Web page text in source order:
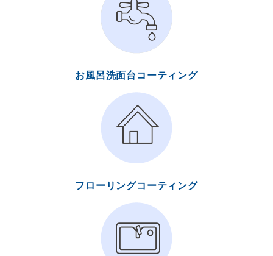
お風呂洗面台コーティング
フローリングコーティング